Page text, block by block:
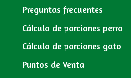
Preguntas frecuentes
Cálculo de porciones perro
Cálculo de porciones gato
Puntos de Venta